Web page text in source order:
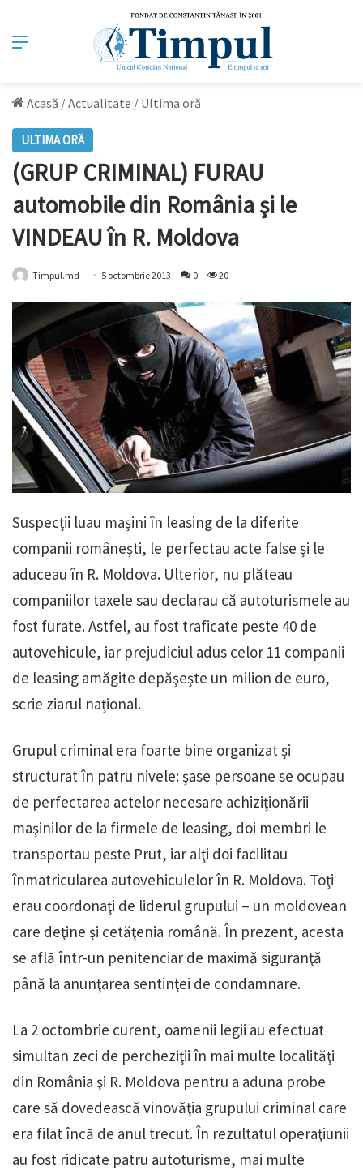
Meniu
Acasă /Actualitate / Ultima oră
ULTIMA ORĂ
(GRUP CRIMINAL) FURAU
automobile din România şi le
VINDEAU în R. Moldova
Timpul.md 5 octombrie 2013 0 20
Suspecţii luau maşini în leasing de la diferite
companii româneşti, le perfectau acte false şi le
aduceau în R. Moldova. Ulterior, nu plăteau
companiilor taxele sau declarau că autoturismele au
fost furate. Astfel, au fost traficate peste 40 de
autovehicule, iar prejudiciul adus celor 11 companii
de leasing amăgite depăşeşte un milion de euro,
scrie ziarul național.
Grupul criminal era foarte bine organizat şi
structurat în patru nivele: şase persoane se ocupau
de perfectarea actelor necesare achiziţionării
maşinilor de la firmele de leasing, doi membri le
transportau peste Prut, iar alţi doi facilitau
înmatricularea autovehiculelor în R. Moldova. Toţi
erau coordonaţi de liderul grupului – un moldovean
care deţine şi cetăţenia română. În prezent, acesta
se află într-un penitenciar de maximă siguranţă
până la anunţarea sentinţei de condamnare.
La 2 octombrie curent, oamenii legii au efectuat
simultan zeci de percheziţii în mai multe localităţi
din România şi R. Moldova pentru a aduna probe
care să dovedească vinovăţia grupului criminal care
era filat încă de anul trecut. În rezultatul operaţiunii
au fost ridicate patru autoturisme, mai multe